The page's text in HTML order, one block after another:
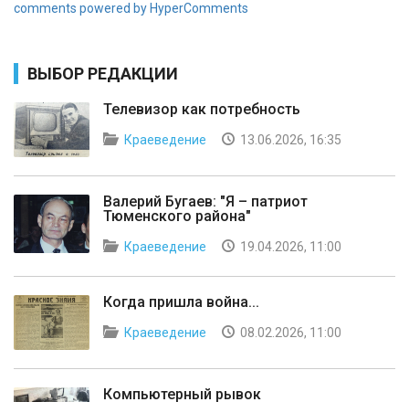
comments powered by HyperComments
ВЫБОР РЕДАКЦИИ
Телевизор как потребность
Краеведение 13.06.2026, 16:35
Валерий Бугаев: "Я – патриот
Тюменского района"
Краеведение 19.04.2026, 11:00
Когда пришла война...
Краеведение 08.02.2026, 11:00
Компьютерный рывок